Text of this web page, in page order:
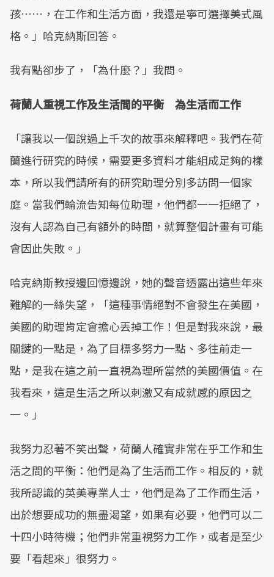
孩……，在工作和生活方面，我還是寧可選擇美式風
格。」哈克納斯回答。
我有點卻步了，「為什麼？」我問。
荷蘭人重視工作及生活間的平衡 為生活而工作
「讓我以一個說過上千次的故事來解釋吧。我們在荷
蘭進行研究的時候，需要更多資料才能組成足夠的樣
本，所以我們請所有的研究助理分別多訪問一個家
庭。當我們輪流告知每位助理，他們都一一拒絕了，
沒有人認為自己有額外的時間，就算整個計畫有可能
會因此失敗。」
哈克納斯教授邊回憶邊說，她的聲音透露出這些年來
難解的一絲失望，「這種事情絕對不會發生在美國，
美國的助理肯定會擔心丟掉工作！但是對我來說，最
關鍵的一點是，為了目標多努力一點、多往前走一
點，是我在這之前一直視為理所當然的美國價值。在
我看來，這是生活之所以刺激又有成就感的原因之
一。」
我努力忍著不笑出聲，荷蘭人確實非常在乎工作和生
活之間的平衡：他們是為了生活而工作。相反的，就
我所認識的英美專業人士，他們是為了工作而生活，
出於想要成功的無盡渴望，如果有必要，他們可以二
十四小時待機；他們非常重視努力工作，或者是至少
要「看起來」很努力。